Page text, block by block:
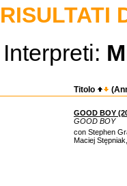
RISULTATI
Interpreti:
Titolo
GOOD BOY
GOOD BOY
con Stephen
Maciej